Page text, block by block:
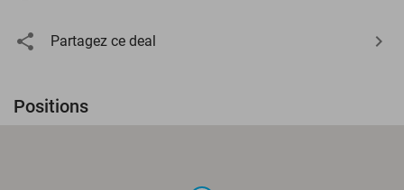
Partagez ce deal
Positions